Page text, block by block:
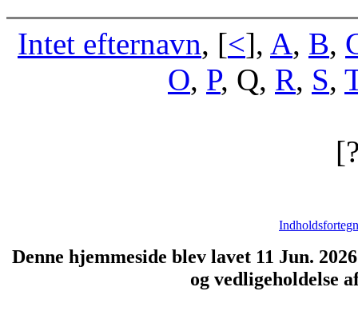
Intet efternavn, [<], A, B,
O, P, Q, R, S,
Denne hjemmeside blev lavet 11 Jun.
og vedligeholdelse